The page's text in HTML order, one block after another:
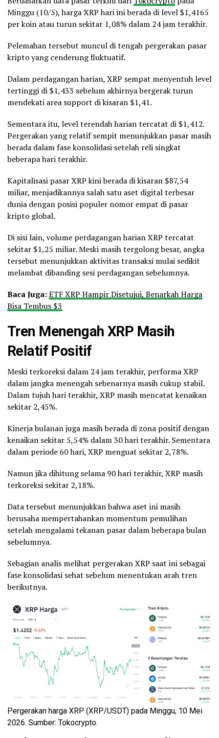
Minggu (10/5), harga XRP hari ini berada di level $1,4165
per koin atau turun sekitar 1,08% dalam 24 jam terakhir.
Pelemahan tersebut muncul di tengah pergerakan pasar
kripto yang cenderung fluktuatif.
Dalam perdagangan harian, XRP sempat menyentuh level
tertinggi di $1,433 sebelum akhirnya bergerak turun
mendekati area support di kisaran $1,41.
Sementara itu, level terendah harian tercatat di $1,412.
Pergerakan yang relatif sempit menunjukkan pasar masih
berada dalam fase konsolidasi setelah reli singkat
beberapa hari terakhir.
Kapitalisasi pasar XRP kini berada di kisaran $87,54
miliar, menjadikannya salah satu aset digital terbesar
dunia dengan posisi populer nomor empat di pasar
kripto global.
Di sisi lain, volume perdagangan harian XRP tercatat
sekitar $1,25 miliar. Meski masih tergolong besar, angka
tersebut menunjukkan aktivitas transaksi mulai sedikit
melambat dibanding sesi perdagangan sebelumnya.
Baca Juga:ETF XRP Hampir Disetujui, Benarkah Harga
Bisa Tembus $3
Tren Menengah XRP Masih
Relatif Positif
Meski terkoreksi dalam 24 jam terakhir, performa XRP
dalam jangka menengah sebenarnya masih cukup stabil.
Dalam tujuh hari terakhir, XRP masih mencatat kenaikan
sekitar 2,45%.
Kinerja bulanan juga masih berada di zona positif dengan
kenaikan sekitar 5,54% dalam 30 hari terakhir. Sementara
dalam periode 60 hari, XRP menguat sekitar 2,78%.
Namun jika dihitung selama 90 hari terakhir, XRP masih
terkoreksi sekitar 2,18%.
Data tersebut menunjukkan bahwa aset ini masih
berusaha mempertahankan momentum pemulihan
setelah mengalami tekanan pasar dalam beberapa bulan
sebelumnya.
Sebagian analis melihat pergerakan XRP saat ini sebagai
fase konsolidasi sehat sebelum menentukan arah tren
berikutnya.
Pergerakan harga XRP (XRP/USDT) pada Minggu, 10 Mei
2026. Sumber: Tokocrypto.